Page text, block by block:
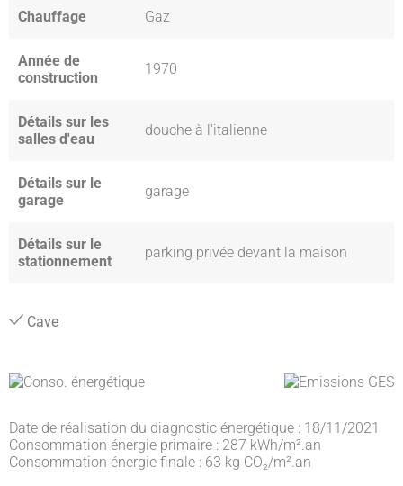
Chauffage Gaz
Année de
construction
1970
Détails sur les
salles d'eau
douche à l'italienne
Détails sur le
garage
garage
Détails sur le
stationnement
parking privée devant la maison
Cave
Date de réalisation du diagnostic énergétique : 18/11/2021
Consommation énergie primaire : 287 kWh/m².an
Consommation énergie finale : 63 kg CO₂/m².an